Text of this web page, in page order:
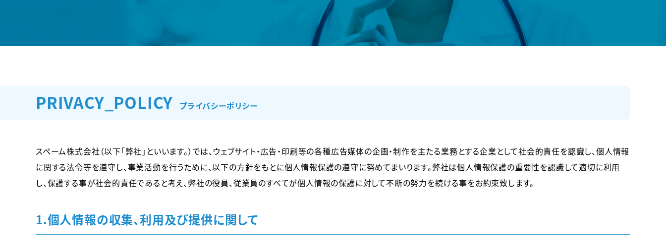
PRIVACY_POLICY プライバシーポリシー
スペーム株式会社（以下「弊社」といいます。）では、ウェブサイト・広告・印刷等の各種広告媒体の企画・制作を主たる業務とする企業として社会的責任を認識し、個人情報
に関する法令等を遵守し、事業活動を行うために、以下の方針をもとに個人情報保護の遵守に努めてまいります。弊社は個人情報保護の重要性を認識して適切に利用
し、保護する事が社会的責任であると考え、弊社の役員、従業員のすべてが個人情報の保護に対して不断の努力を続ける事をお約束致します。
1.個人情報の収集、利用及び提供に関して